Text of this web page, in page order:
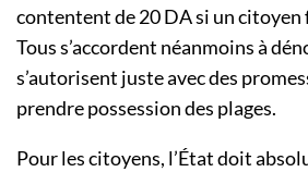
contentent de 20 DA si un citoyen
Tous s’accordent néanmoins à
s’autorisent juste avec des
prendre possession des plages.
Pour les citoyens, l’État doit